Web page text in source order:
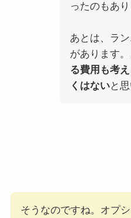
ったのもあり
あとは、ラ
があります。
る費用も考
くはないと思
そうなのですね。オプ